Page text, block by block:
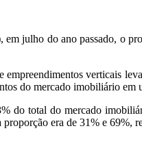
julho do ano passado, o
verticais
do mercado imobiliário em
do total do mercado
era de 31% e 69%,